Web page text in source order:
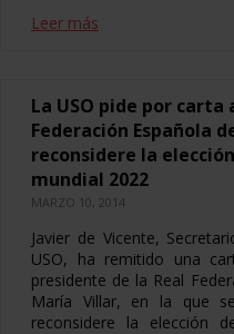
Leer más
La USO pide por
Federación Española
reconsidere la
mundial 2022
MARZO 10, 2014
Javier de Vicente,
USO, ha remitido una
presidente de la Real
María Villar, en la que
reconsidere la elección